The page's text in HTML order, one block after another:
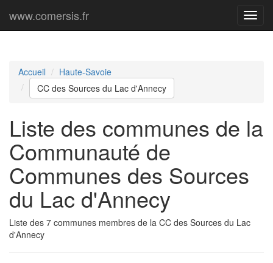
Menu
www.comersis.fr
Accueil
Haute-Savoie
CC des Sources du Lac d'Annecy
Liste des communes de la
Communauté de
Communes des Sources
du Lac d'Annecy
Liste des 7 communes membres de la CC des Sources du Lac
d'Annecy